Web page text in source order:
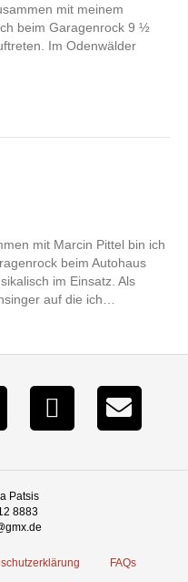
mit meinem
beim Garagenrock 9 ½
Im Odenwälder
mit Marcin Pittel bin ich
beim Autohaus
im Einsatz. Als
auf die ich…
Patsis
8883
FAQs